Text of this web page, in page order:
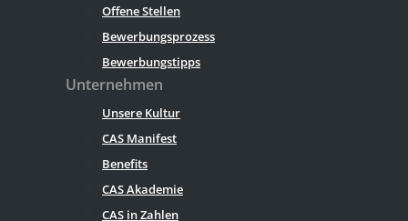
Offene Stellen
Bewerbungsprozess
Bewerbungstipps
Unternehmen
Unsere Kultur
CAS Manifest
Benefits
CAS Akademie
CAS in Zahlen